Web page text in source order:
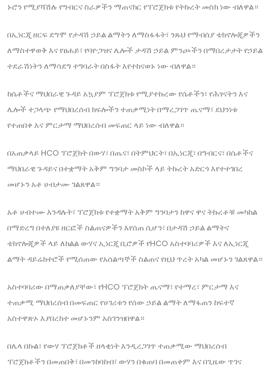
ኑሮን የሚያሻሽሉ የግብርና ስራዎችን ማጠናከር የፕሮጀክቱ የትኩረት መስክ ነው ብለዋል።
በኢነርጂ ዘርፍ ደግሞ የታዳሽ ኃይል ልማትን ለማስፋፋት፣ ንጹህ የማብሰያ ቴክኖሎጂዎችን
ለማስተዋወቅ እና የፀሐይ፣ የባዮጋዝና ሌሎች ታዳሽ ኃይል ምንጮችን በማበረታታት የኃይል
ተደራሽነትን ለማሳደግ ተግባራት በስፋት እየተከናወኑ ነው ብለዋል።
ከሴቶችና ማህበራዊ ጉዳይ አኳያም ፕሮጀክቱ የሚያተኩረው የሴቶችን፣ የሕፃናትን እና
ሌሎች ተጋላጭ የማህበረሰብ ክፍሎችን ተጠቃሚነት በማረጋገጥ ጤናማ፣ ደህንነቱ
የተጠበቀ እና ምርታማ ማህበረሰብ መፍጠር ላይ ነው ብለዋል።
በአጠቃላይ HCO ፕሮጀክት በውሃ፣ በጤና፣ በትምህርት፣ በኢነርጂ፣ በግብርና፣ በሴቶችና
ማህበራዊ ጉዳይና በተቋማት አቅም ግንባታ መስኮች ላይ ትኩረት አድርጎ እየተተገበረ
መሆኑን አቶ ሀብታሙ ገልጸዋል።
አቶ ሀብተሙ እንዳሉት፣ ፕሮጀክቱ የተቋማት አቅም ግንባታን ከዋና ዋና ትኩረቶቹ መካከል
በማድረግ በተለያዩ ዘርፎች ስልጠናዎችን እየሰጠ ሲሆን፣ በታዳሽ ኃይል ልማትና
ቴክኖሎጂዎች ላይ ለክልል ውሃና ኢነርጂ ቢሮዎች የHCO አስተባባሪዎች እና ለኢነርጂ
ልማት ዳይሬክተሮች የሚሰጠው የአሰልጣኞች ስልጠና የዚህ ጥረት አካል መሆኑን ገልጸዋል።
አስተባባሪው በማጠቃለያቸው፣ የHCO ፕሮጀክት ጤናማ፣ የተማረ፣ ምርታማ እና
ተጠቃሚ ማህበረሰብ በመፍጠር የሀገሪቱን የሰው ኃይል ልማት ለማፋጠን ከፍተኛ
አስተዋጽኦ እያበረከተ መሆኑንም አስገንዝበዋል።
በሌላ በኩል፣ የውሃ ፕሮጀክቶች ዘላቂነት እንዲረጋገጥ ተጠቃሚው ማህበረሰብ
ፕሮጀክቶችን በመጠበቅ፣ በመንከባከብ፣ ውሃን በቁጠባ በመጠቀም እና በጊዜው ጥገና